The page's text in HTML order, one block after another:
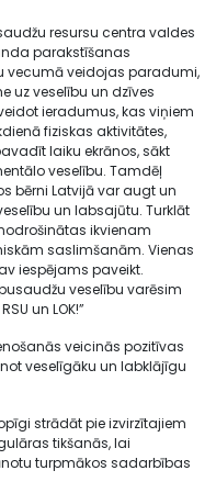
resursu centra valdes
parakstīšanas
vecumā veidojas paradumi,
uz veselību un dzīves
ieradumus, kas viņiem
fiziskas aktivitātes,
laiku ekrānos, sākt
veselību. Tamdēļ
bērni Latvijā var augt un
un labsajūtu. Turklāt
ikvienam
saslimšanām. Vienas
iespējams paveikt.
veselību varēsim
un LOK!”
veicinās pozitīvas
veselīgāku un labklājīgu
strādāt pie izvirzītajiem
tikšanās, lai
turpmākos sadarbības